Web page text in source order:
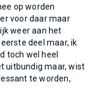
op worden
voor daar maar
weer aan het
deel maar, ik
toch wel heel
uitbundig maar, wist
te worden,